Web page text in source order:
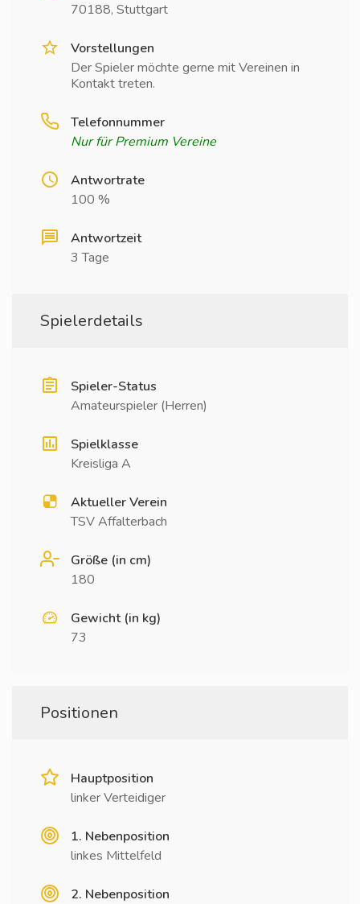
70188, Stuttgart
Vorstellungen
Der Spieler möchte gerne mit Vereinen in
Kontakt treten.
Telefonnummer
Nur für Premium Vereine
Antwortrate
100 %
Antwortzeit
3 Tage
Spielerdetails
Spieler-Status
Amateurspieler (Herren)
Spielklasse
Kreisliga A
Aktueller Verein
TSV Affalterbach
Größe (in cm)
180
Gewicht (in kg)
73
Positionen
Hauptposition
linker Verteidiger
1. Nebenposition
linkes Mittelfeld
2. Nebenposition